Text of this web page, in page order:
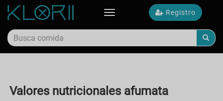
Registro
Toggle
Valores nutricionales afumata